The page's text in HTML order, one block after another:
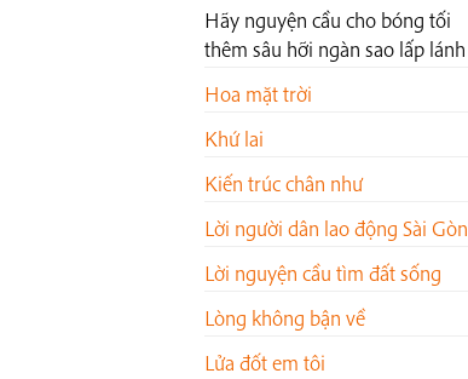
Hãy nguyện cầu cho bóng tối
thêm sâu hỡi ngàn sao lấp lánh
Hoa mặt trời
Khứ lai
Kiến trúc chân như
Lời người dân lao động Sài Gòn
Lời nguyện cầu tìm đất sống
Lòng không bận về
Lửa đốt em tôi